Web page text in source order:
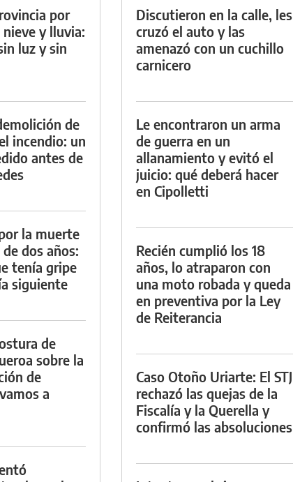
por
y lluvia:
luz y sin
de
incendio: un
antes de
la muerte
dos años:
tenía gripe
siguiente
de
sobre la
de
a
Discutieron en la calle, les
cruzó el auto y las
amenazó con un cuchillo
carnicero
Le encontraron un arma
de guerra en un
allanamiento y evitó el
juicio: qué deberá hacer
en Cipolletti
Recién cumplió los 18
años, lo atraparon con
una moto robada y queda
en preventiva por la Ley
de Reiterancia
Caso Otoño Uriarte: El STJ
rechazó las quejas de la
Fiscalía y la Querella y
confirmó las absoluciones